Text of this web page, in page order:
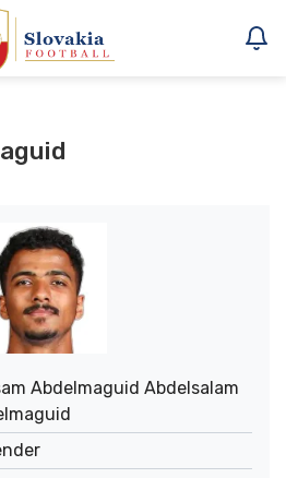
Abdelmaguid Abdelsalam